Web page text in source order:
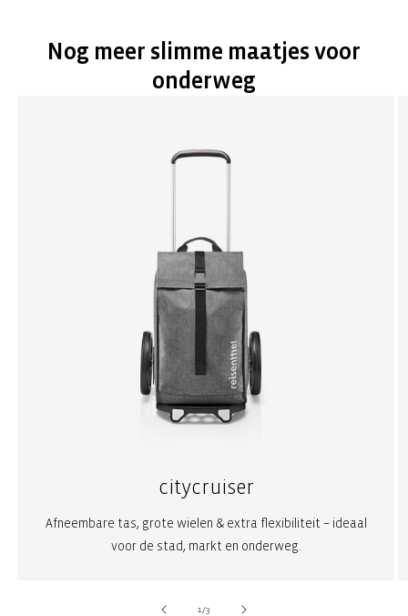
Nog meer slimme maatjes voor
onderweg
citycruiser
Afneembare tas, grote wielen & extra flexibiliteit – ideaal
voor de stad, markt en onderweg.
1/van
3